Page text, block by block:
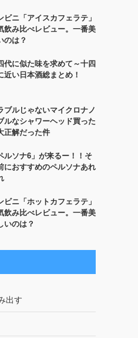
ビニ「アイスカフェラテ」
飲み比べレビュー。一番美
のは？
代に似た味を求めて～十四
近い日本酒総まとめ！
ブルじゃないマイクロナノ
ルなシャワーヘッド買った
正解だった件
ルソナ6」が来るー！！そ
におすすめのペルソナあれ
ビニ「ホットカフェラテ」
飲み比べレビュー。一番美
いのは？
出す